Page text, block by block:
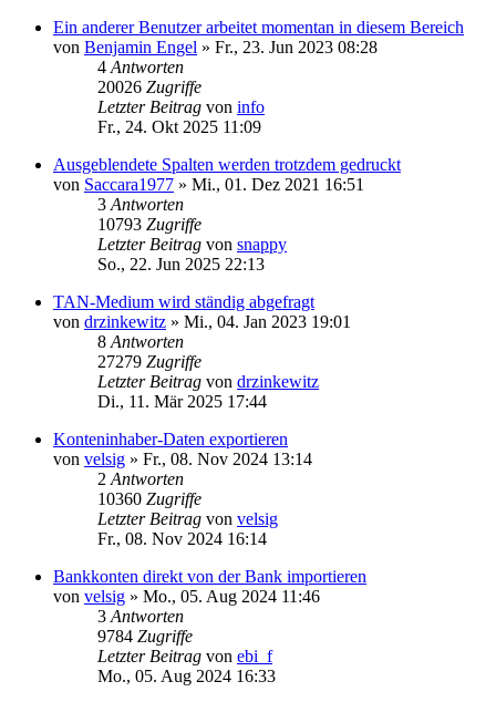
Ein anderer Benutzer arbeitet momentan in diesem Bereich
von Benjamin Engel » Fr., 23. Jun 2023 08:28
4 Antworten
20026 Zugriffe
Letzter Beitrag von info
Fr., 24. Okt 2025 11:09
Ausgeblendete Spalten werden trotzdem gedruckt
von Saccara1977 » Mi., 01. Dez 2021 16:51
3 Antworten
10793 Zugriffe
Letzter Beitrag von snappy
So., 22. Jun 2025 22:13
TAN-Medium wird ständig abgefragt
von drzinkewitz » Mi., 04. Jan 2023 19:01
8 Antworten
27279 Zugriffe
Letzter Beitrag von drzinkewitz
Di., 11. Mär 2025 17:44
Konteninhaber-Daten exportieren
von velsig » Fr., 08. Nov 2024 13:14
2 Antworten
10360 Zugriffe
Letzter Beitrag von velsig
Fr., 08. Nov 2024 16:14
Bankkonten direkt von der Bank importieren
von velsig » Mo., 05. Aug 2024 11:46
3 Antworten
9784 Zugriffe
Letzter Beitrag von ebi_f
Mo., 05. Aug 2024 16:33